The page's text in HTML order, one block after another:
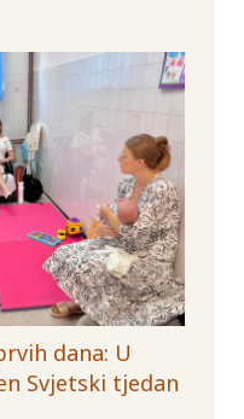
dana: U
Svjetski tjedan